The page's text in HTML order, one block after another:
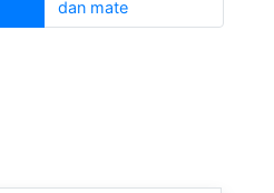
dan mateSiguiente